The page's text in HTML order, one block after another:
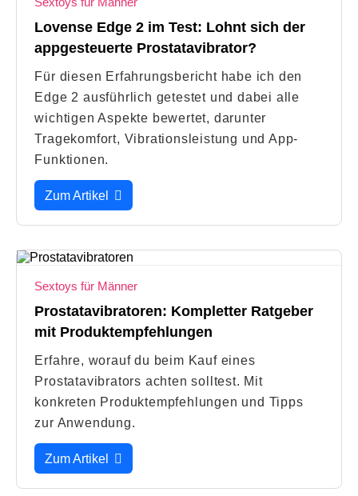
Lovense Edge 2 im Test: Lohnt sich der
appgesteuerte Prostatavibrator?
Für diesen Erfahrungsbericht habe ich den
Edge 2 ausführlich getestet und dabei alle
wichtigen Aspekte bewertet, darunter
Tragekomfort, Vibrationsleistung und App-
Funktionen.
Zum Artikel
Sextoys für Männer
Prostatavibratoren: Kompletter Ratgeber
mit Produktempfehlungen
Erfahre, worauf du beim Kauf eines
Prostatavibrators achten solltest. Mit
konkreten Produktempfehlungen und Tipps
zur Anwendung.
Zum Artikel